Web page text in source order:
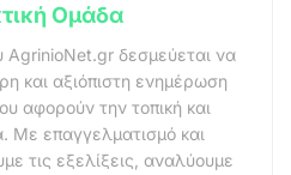
Ομάδα
AgrinioNet.gr δεσμεύεται να
και αξιόπιστη ενημέρωση
αφορούν την τοπική και
Με επαγγελματισμό και
τις εξελίξεις, αναλύουμε